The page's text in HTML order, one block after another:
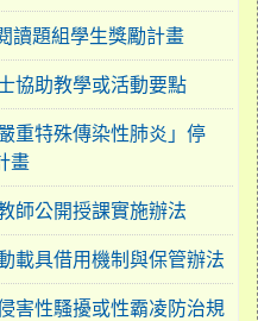
讀題組學生獎勵計畫
協助教學或活動要點
重特殊傳染性肺炎」停
畫
師公開授課實施辦法
載具借用機制與保管辦法
害性騷擾或性霸凌防治規